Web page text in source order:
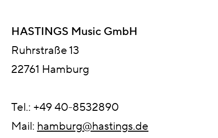
HASTINGS Music GmbH
Ruhrstraße 13
22761 Hamburg
Tel.: +49 40-8532890
Mail: hamburg@hastings.de